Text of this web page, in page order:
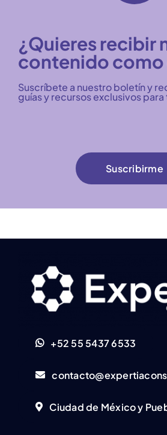
¿Quieres recibir
contenido como
Suscríbete a nuestro boletín y
guías y recursos exclusivos
Suscribirme
+52 55 5437 6533
Ciudad de México y